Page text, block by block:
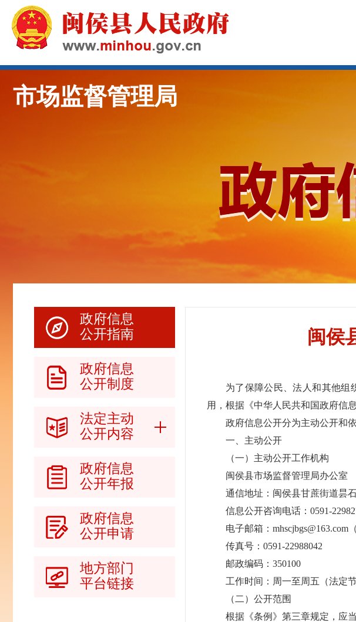
市场监督管理局
政府信息
公开指南
政府信息
公开制度
法定主动
公开内容
政府信息
公开年报
政府信息
公开申请
地方部门
平台链接
闽侯
为了保障公民、法人和其他组
用，根据《中华人民共和国政府信
政府信息公开分为主动公开和
一、主动公开
（一）主动公开工作机构
闽侯县市场监督管理局办公室
通信地址：闽侯县甘蔗街道昙
信息公开咨询电话：0591-
电子邮箱：mhscjbgs@163.com
传真号： 0591-22988042
邮政编码：350100
工作时间：周一至周五（法定
（二）公开范围
根据《条例》第三章规定，应